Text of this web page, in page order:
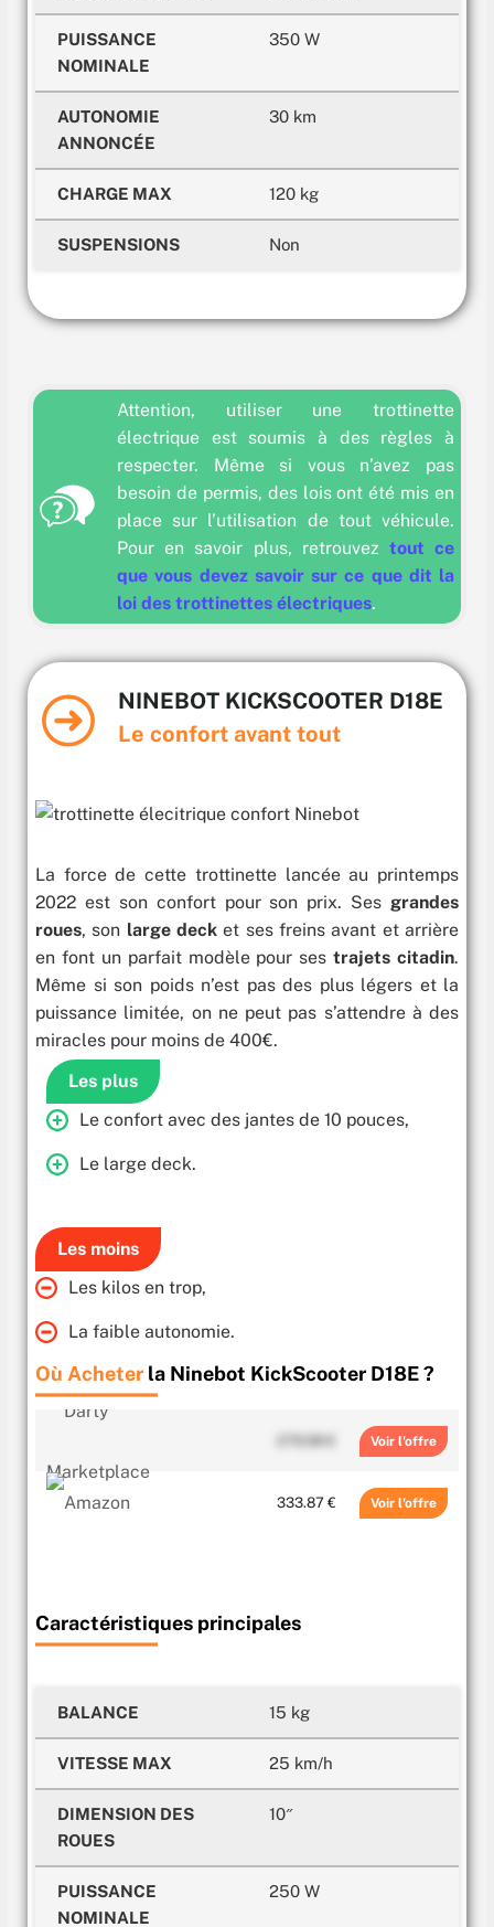
PUISSANCE
NOMINALE
350 W
AUTONOMIE
ANNONCÉE
30 km
CHARGE MAX 120 kg
SUSPENSIONS Non
Attention, utiliser une trottinette
électrique est soumis à des règles à
respecter. Même si vous n’avez pas
besoin de permis, des lois ont été mis en
place sur l’utilisation de tout véhicule.
Pour en savoir plus, retrouvez tout ce
que vous devez savoir sur ce que dit la
loi des trottinettes électriques.
NINEBOT KICKSCOOTER D18E
Le confort avant tout
La force de cette trottinette lancée au printemps
2022 est son confort pour son prix. Ses grandes
roues, son large deck et ses freins avant et arrière
en font un parfait modèle pour sestrajets citadin.
Même si son poids n’est pas des plus légers et la
puissance limitée, on ne peut pas s’attendre à des
miracles pour moins de 400€.
Les plus
Le confort avec des jantes de 10 pouces,
Le large deck.
Les moins
Les kilos en trop,
La faible autonomie.
Où Acheter la Ninebot KickScooter D18E ?
Voir
333.87 € Voir
Caractéristiques principales
BALANCE 15 kg
VITESSE MAX 25 km/h
DIMENSION DES
ROUES
10″
PUISSANCE
NOMINALE
250 W